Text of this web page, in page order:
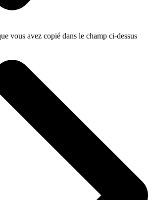
vous avez copié dans le champ ci-dessus